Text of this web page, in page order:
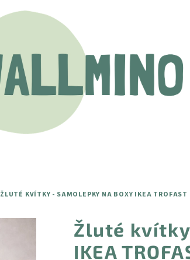
ŽLUTÉ KVÍTKY - SAMOLEPKY NA BOXY IKEA TROFAST
Žluté
IKEA